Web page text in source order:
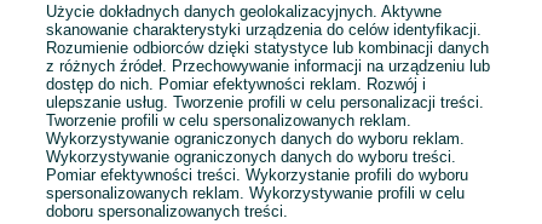
E-mail
Hasło
Użycie dokładnych danych geolokalizacyjnych. Aktywne
skanowanie charakterystyki urządzenia do celów identyfikacji.
Rozumienie odbiorców dzięki statystyce lub kombinacji danych
z różnych źródeł. Przechowywanie informacji na urządzeniu lub
dostęp do nich. Pomiar efektywności reklam. Rozwój i
ulepszanie usług. Tworzenie profili w celu personalizacji treści.
Tworzenie profili w celu spersonalizowanych reklam.
Wykorzystywanie ograniczonych danych do wyboru reklam.
Wykorzystywanie ograniczonych danych do wyboru treści.
Pomiar efektywności treści. Wykorzystanie profili do wyboru
spersonalizowanych reklam. Wykorzystywanie profili w celu
doboru spersonalizowanych treści.